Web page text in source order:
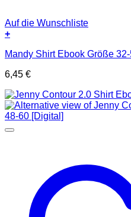
Auf die Wunschliste
+
Mandy Shirt Ebook Größe
6,45 €